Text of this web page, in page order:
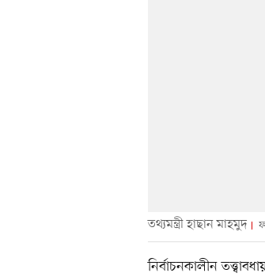
তথ্যমন্ত্রী হাছান মাহমুদ
নির্বাচনকালীন